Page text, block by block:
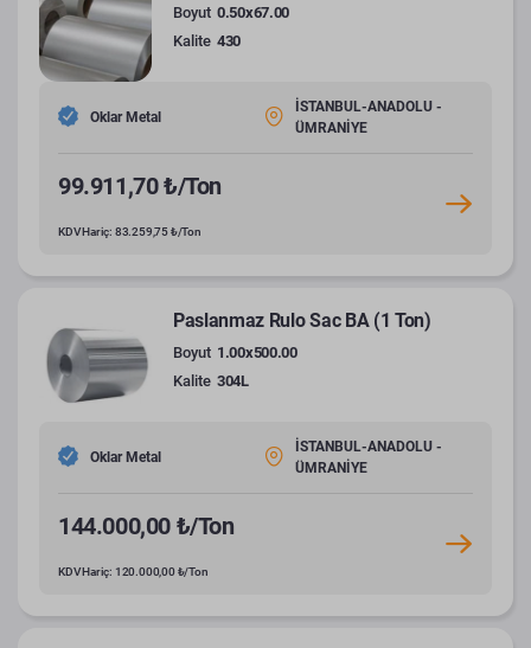
Boyut 0.50x67.00
Kalite 430
Oklar Metal
İSTANBUL-ANADOLU -
ÜMRANİYE
99.911,70 ₺/Ton
KDV Hariç: 83.259,75 ₺/Ton
Paslanmaz Rulo Sac BA (1 Ton)
Boyut 1.00x500.00
Kalite 304L
Oklar Metal
İSTANBUL-ANADOLU -
ÜMRANİYE
144.000,00 ₺/Ton
KDV Hariç: 120.000,00 ₺/Ton